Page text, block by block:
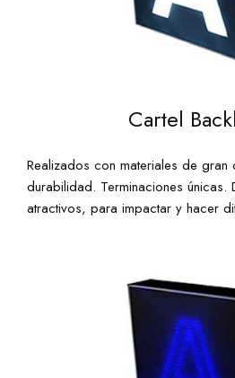
Cartel
Realizados con materiales de gran
durabilidad. Terminaciones únicas.
atractivos, para impactar y hacer